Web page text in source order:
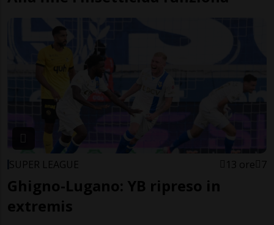
SUPER LEAGUE 13 ore 7
Ghigno-Lugano: YB ripreso in
extremis